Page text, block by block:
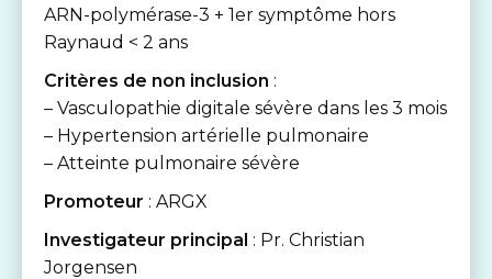
ARN-polymérase-3 + 1er symptôme hors
Raynaud < 2 ans
Critères de non inclusion :
– Vasculopathie digitale sévère dans les 3 mois
– Hypertension artérielle pulmonaire
– Atteinte pulmonaire sévère
Promoteur : ARGX
Investigateur principal : Pr. Christian
Jorgensen